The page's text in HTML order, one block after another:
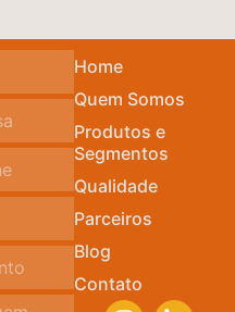
Home
Quem Somos
Produtos e
Segmentos
Qualidade
Parceiros
Blog
Contato